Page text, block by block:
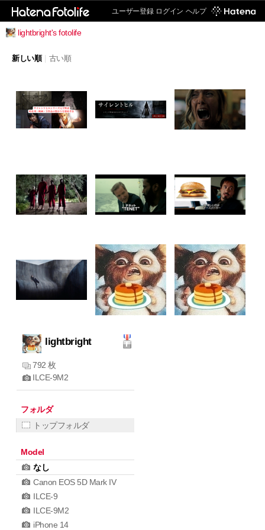
ユーザー登録 ログイン ヘルプ
lightbright's fotolife
新しい順 古い順
lightbright
792 枚
ILCE-9M2
フォルダ
トップフォルダ
Model
なし
Canon EOS 5D Mark IV
ILCE-9
ILCE-9M2
iPhone 14